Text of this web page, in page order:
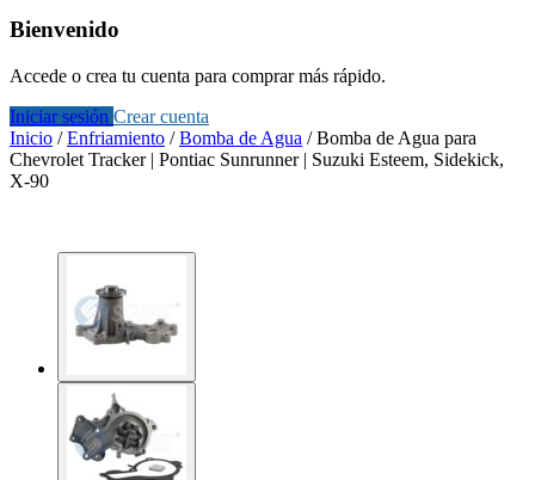
Bienvenido
Accede o crea tu cuenta para comprar más rápido.
Iniciar sesión Crear cuenta
Inicio /Enfriamiento /Bomba de Agua /Bomba de Agua para
Chevrolet Tracker | Pontiac Sunrunner | Suzuki Esteem, Sidekick,
X-90